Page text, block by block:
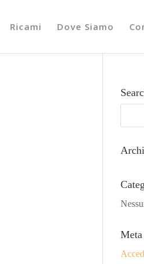
Ricami Dove Siamo
Meta